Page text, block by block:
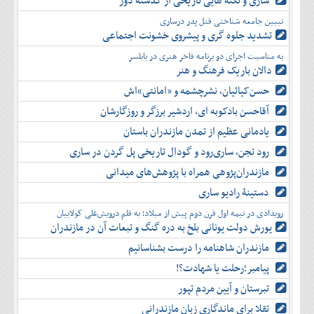
بهمن
اسفند
آذر
دی
بهمن
اسفند
تبیین جامعه شناختی قتل پدر درساری
تشدید جلوه‌ گری و پیشروی خشونت اجتماعی
به مناسبت اجرای دو برنامه فاخر هنری در بابلسر
دالان باریک فرهنگ و هنر
حسن‌کیائیان، نشرچشمه و «امانتی»اش
آقاحسن بادکوبه ای، اردشیر برزگر و روزگارشان
یادمانی عظیم از تمدن مازندران باستان
رود تجن، ساری‌رود و گودال تاریخی پل گردن در ساری
مازندران‌پژوهی همراه با پژوهش‌های میدانی
دستینۀ رادیو ساری
رویدادی در نیمه اول قرن دوم پیش از میلاد؛ به قلم درویش‌علی کولاییان
یورش دولت یونانی بلخ به دره گنگ و تبعات آن در مازندران
مازندران شاهنامه را درست بشناسانیم
پیامبر؛رحلت یا شهادت؟!
تبرستان و آیین مردم تپور
تقلا برای ماندگاری زبان مازندرانی